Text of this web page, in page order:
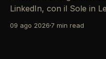
LinkedIn, con il Sole in
dalla Luna in Gemelli,
09 ago 2026 7 min read